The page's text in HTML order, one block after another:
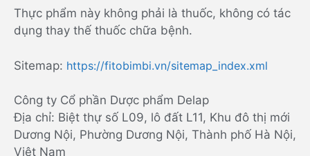
Thực phẩm này không phải là thuốc, không có tác
dụng thay thế thuốc chữa bệnh.
Sitemap: https://fitobimbi.vn/sitemap_index.xml
Công ty Cổ phần Dược phẩm Delap
Địa chỉ: Biệt thự số L09, lô đất L11, Khu đô thị mới
Dương Nội, Phường Dương Nội, Thành phố Hà Nội,
Việt Nam